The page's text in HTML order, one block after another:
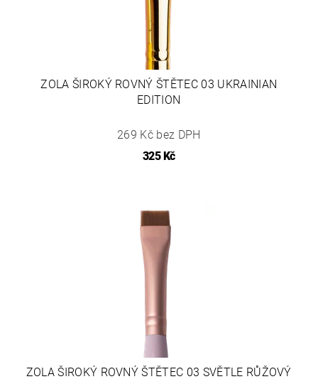
ZOLA ŠIROKÝ ROVNÝ ŠTĚTEC 03 UKRAINIAN
EDITION
269 Kč bez DPH
325 Kč
ZOLA ŠIROKÝ ROVNÝ ŠTĚTEC 03 SVĚTLE RŮŽOVÝ